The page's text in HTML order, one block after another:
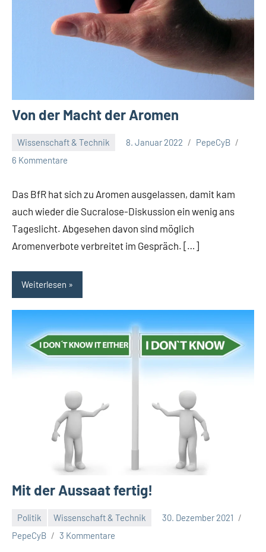
Von der Macht der Aromen
Wissenschaft & Technik 8. Januar 2022
PepeCyB
6 Kommentare
Das BfR hat sich zu Aromen ausgelassen, damit kam
auch wieder die Sucralose-Diskussion ein wenig ans
Tageslicht. Abgesehen davon sind möglich
Aromenverbote verbreitet im Gespräch. […]
Weiterlesen
Mit der Aussaat fertig!
Politik Wissenschaft & Technik
30. Dezember 2021
PepeCyB
3 Kommentare